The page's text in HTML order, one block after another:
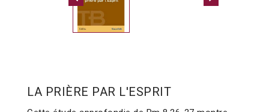
LA PRIÈRE PAR L'ESPRIT